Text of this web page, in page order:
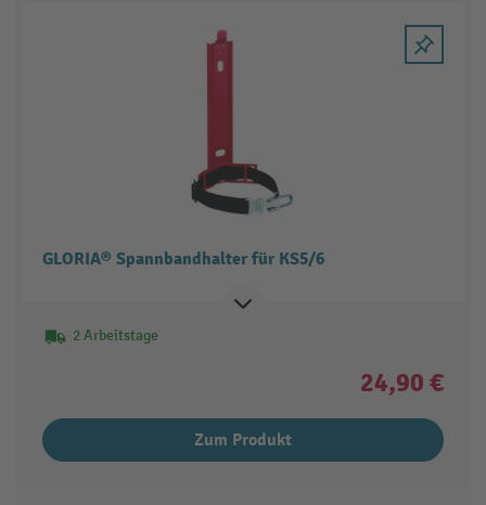
GLORIA® Spannbandhalter für KS5/6
2 Arbeitstage
24,90 €
Zum Produkt